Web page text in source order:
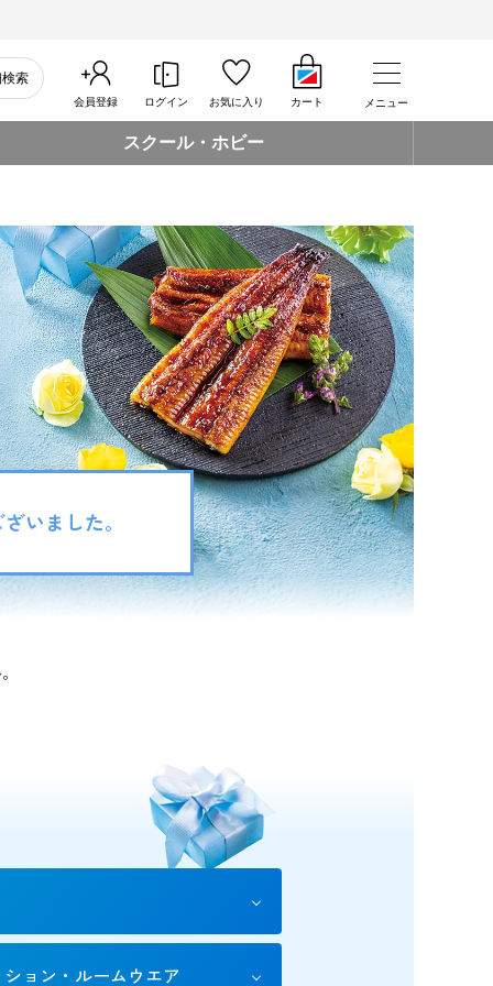
索
会員登録 ログイン お気に入り カート メニュー
スクール・ホビー
いました。
ョン・ ルームウエア